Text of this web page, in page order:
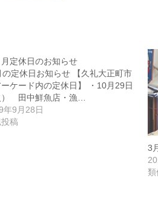
月定休日のお知らせ
の定休日お知らせ 【久礼大正町市
ケード内の定休日】 ・10月29日
） 田中鮮魚店・漁…
年9月28日
稿
3
類